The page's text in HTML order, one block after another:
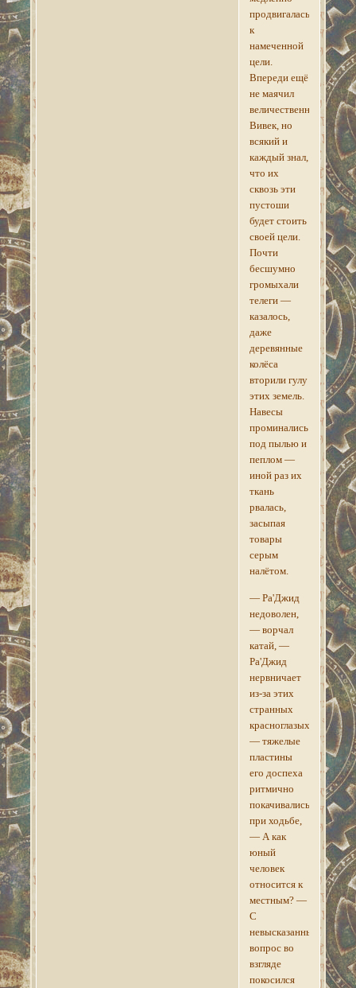
продвигалась
к
намеченной
цели.
Впереди ещё
не маячил
величественный
Вивек, но
всякий и
каждый знал,
что их
сквозь эти
пустоши
будет стоить
своей цели.
Почти
бесшумно
громыхали
телеги —
казалось,
даже
деревянные
колёса
вторили гулу
этих земель.
Навесы
проминались
под пылью и
пеплом —
иной раз их
ткань
рвалась,
засыпая
товары
серым
налётом.
— Ра'Джид
недоволен,
— ворчал
катай, —
Ра'Джид
нервничает
из-за этих
странных
красноглазых,
— тяжелые
пластины
его доспеха
ритмично
покачивались
при ходьбе,
— А как
юный
человек
относится к
местным? —
С
невысказанным
вопрос во
взгляде
покосился